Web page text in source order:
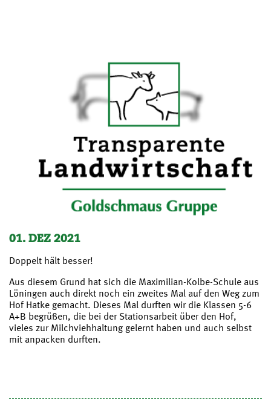
01. DEZ 2021
Doppelt hält besser!
Aus diesem Grund hat sich die Maximilian-Kolbe-Schule aus
Löningen auch direkt noch ein zweites Mal auf den Weg zum
Hof Hatke gemacht. Dieses Mal durften wir die Klassen 5-6
A+B begrüßen, die bei der Stationsarbeit über den Hof,
vieles zur Milchviehhaltung gelernt haben und auch selbst
mit anpacken durften.